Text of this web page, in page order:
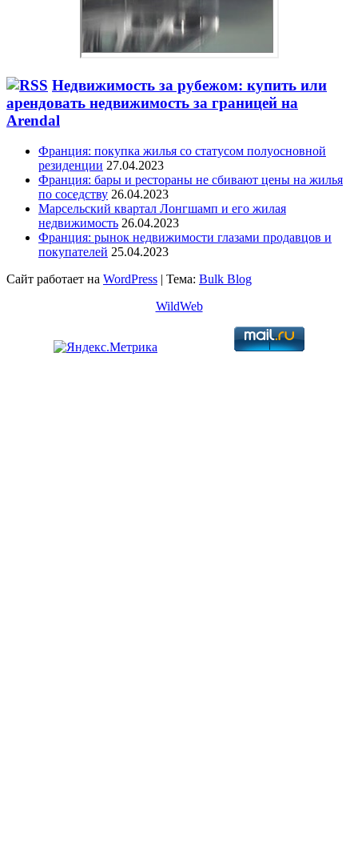
Недвижимость за рубежом: купить или
арендовать недвижимость за границей на
Arendal
Франция: покупка жилья со статусом полуосновной
резиденции 27.04.2023
Франция: бары и рестораны не сбивают цены на жилья
по соседству 26.04.2023
Марсельский квартал Лонгшамп и его жилая
недвижимость 26.04.2023
Франция: рынок недвижимости глазами продавцов и
покупателей 25.04.2023
Сайт работает на WordPress | Тема: Bulk Blog
WildWeb